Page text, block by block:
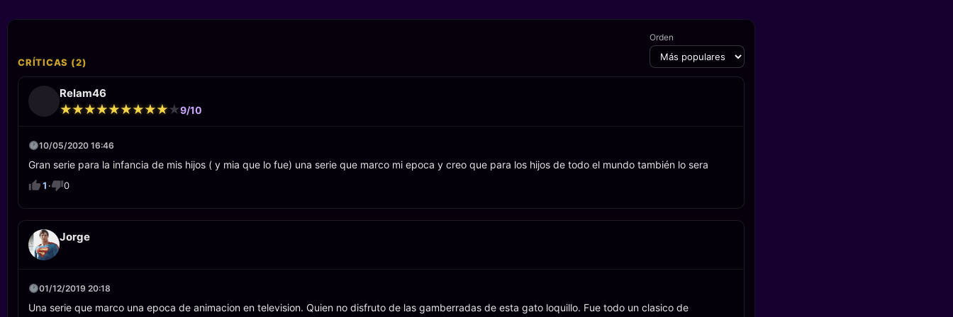
CRÍTICAS (2)
Orden
Relam46
★
★★
★★
★★
★★
★★
★★
★★
★★
★★
★9/10
10/05/2020 16:46
Gran serie para la infancia de mis hijos ( y mia que lo fue) una serie que marco mi epoca y creo que para los hijos de todo el mundo también lo sera
1 · 0
Jorge
01/12/2019 20:18
Una serie que marco una epoca de animacion en television. Quien no disfruto de las gamberradas de esta gato loquillo. Fue todo un clasico de